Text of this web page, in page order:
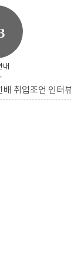
내
배 취업조언 인터